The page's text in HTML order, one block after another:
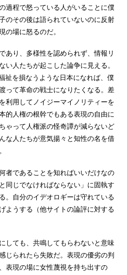
過程で怒っている人がいることに僕
のその後は語られていないのに反射
の場に怒るのだ。
あり、多様性を認められず、情報リ
い人たちが起こした論争に見える。
祉を損なうような日本になれば、僕
って革命の戦士になりたくなる。差
利用してノイジーマイノリティーを
的人権の根幹でもある表現の自由に
ゃって人権派の怪奇譚が減らないど
な人たちが意気揚々と知性の名を借
者であることを知ればいいだけなの
同じでなければならない」に固執す
。自分のイデオロギーは守れている
ようする（他サイトの論評に対する
しても、共鳴してもらわないと意味
じられたら失敗だ。表現の優劣の判
表現の場に女性蔑視を持ち出すの